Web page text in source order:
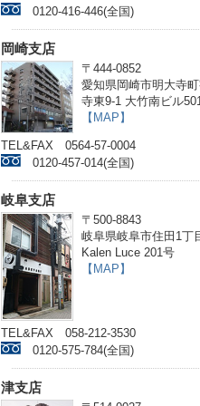
0120-416-446(全国)
岡崎支店
〒444-0852
愛知県岡崎市明大寺
寺東9-1 大竹南ビル
【MAP】
TEL&FAX 0564-57-0004
0120-457-014(全国)
岐阜支店
〒500-8843
岐阜県岐阜市住田1丁
Kalen Luce 201号
【MAP】
TEL&FAX 058-212-3530
0120-575-784(全国)
津支店